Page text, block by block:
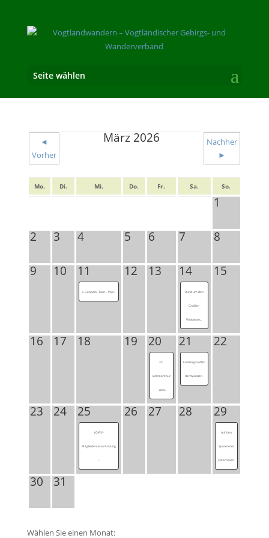
Seite wählen
◄
Vorher
März 2026
Nachher
►
Mo. Di. Mi. Do. Fr. Sa. So.
1
2 3 4 5 6 7 8
9 10 11
3. Geopark-Tour – Pop...
12 13 14
Rund um den
Großen
Weidente...
15
16 17 18 19 20
22.
Böhmentour
– zwis...
21
Frühlingstreffen
der Wander...
22
23 24 25
VGWV-
Mitgliederversammlung
26 27 28 29
Auf den
Spuren des
Osterhasen
30 31
Wählen Sie einen Monat: